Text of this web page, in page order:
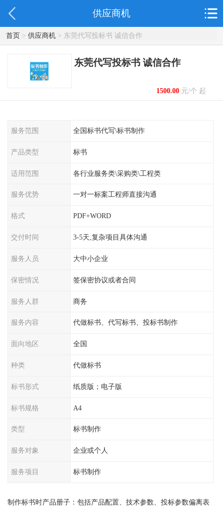
供应商机
首页> 供应商机> 东莞代写投标书 诚信合作
东莞代写投标书 诚信合作
1500.00元/个 起
服务范围 全国标书代写\标书制作
产品类型 标书
适用范围 各行业服务类\采购类\工程类
服务优势 一对一标案工程师直接沟通
格式 PDF+WORD
交付时间 3-5天,复杂项目具体沟通
服务人员 大中小企业
保密情况 签保密协议或者合同
服务人群 商务
服务内容 代做标书、代写标书、投标书制作
面向地区 全国
种类 代做标书
标书形式 纸质版；电子版
标书规格 A4
类型 标书制作
服务对象 企业或个人
服务项目 标书制作
制作标书时产品册子：包括产品配置、技术参数、投标参数偏离表